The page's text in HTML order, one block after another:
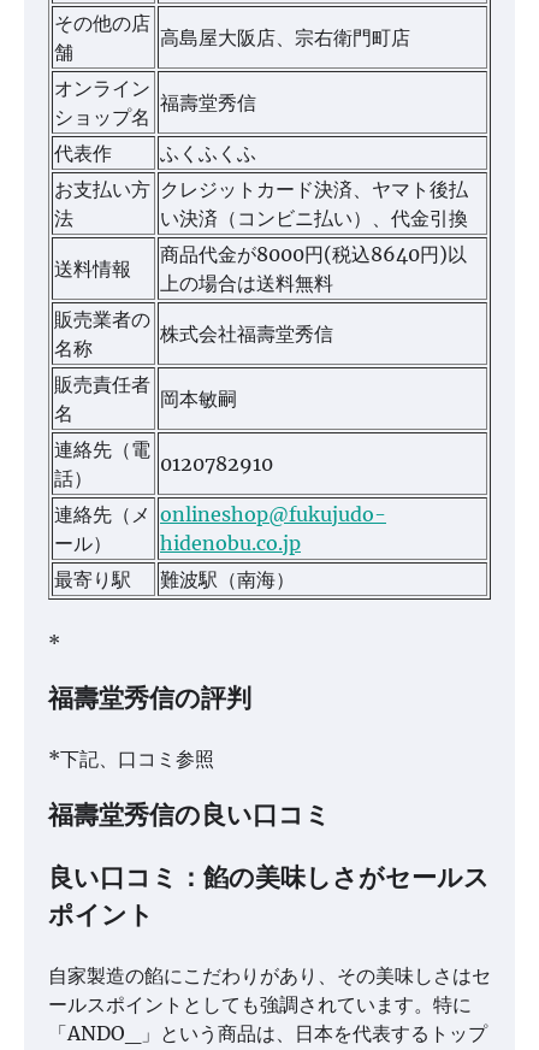
その他の店
舗
高島屋大阪店、宗右衛門町店
オンライン
ショップ名
福壽堂秀信
代表作
ふくふくふ
お支払い方
法
クレジットカード決済、ヤマト後払
い決済（コンビニ払い）、代金引換
送料情報
商品代金が8000円(税込8640円)以
上の場合は送料無料
販売業者の
名称
株式会社福壽堂秀信
販売責任者
名
岡本敏嗣
連絡先（電
話）
0120782910
連絡先（メ
ール）
onlineshop@fukujudo-
hidenobu.co.jp
最寄り駅
難波駅（南海）
*
福壽堂秀信の評判
*下記、口コミ参照
福壽堂秀信の良い口コミ
良い口コミ：餡の美味しさがセールス
ポイント
自家製造の餡にこだわりがあり、その美味しさはセ
ールスポイントとしても強調されています。特に
「ANDO_」という商品は、日本を代表するトップ